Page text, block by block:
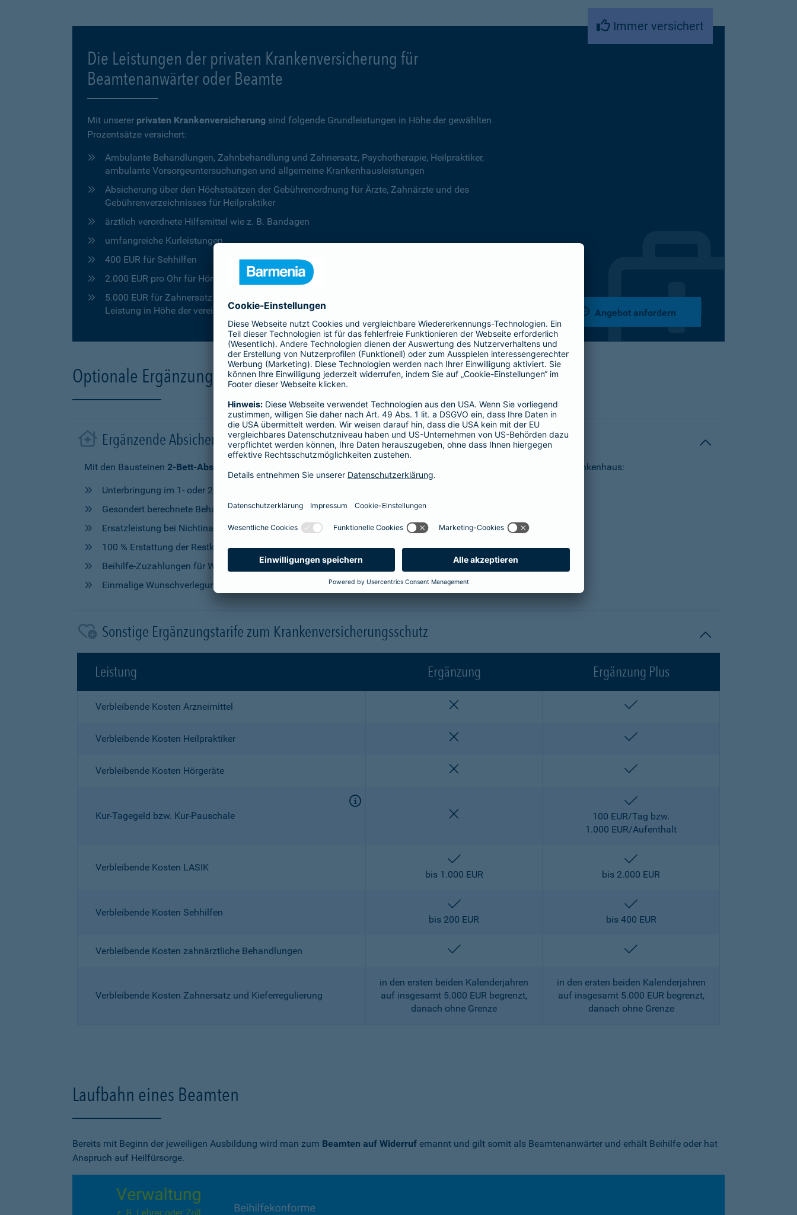
Immer versichert
Die Leistungen der privaten Krankenversicherung für
Beamtenanwärter oder Beamte
Mit unserer privaten Krankenversicherung sind folgende Grundleistungen in Höhe der gewählten
Prozentsätze versichert:
Ambulante Behandlungen, Zahnbehandlung und Zahnersatz, Psychotherapie, Heilpraktiker,
ambulante Vorsorgeuntersuchungen und allgemeine Krankenhausleistungen
Absicherung über den Höchstsätzen der Gebührenordnung für Ärzte, Zahnärzte und des
Gebührenverzeichnisses für Heilpraktiker
ärztlich verordnete Hilfsmittel wie z. B. Bandagen
umfangreiche Kurleistungen
400 EUR für Sehhilfen
2.000 EUR pro Ohr für Hörgeräte
5.000 EUR für Zahnersatz in den ersten beiden Kalenderjahren, ab dem dritten Jahr ist die
Leistung in Höhe der vereinbarten Prozentstufe unbegrenzt
Angebot anfordern
Optionale Ergänzungen für deine Krankenversicherung
Ergänzende Absicherung im Krankenhaus
Mit den Bausteinen 2-Bett-Absicherung sicherst du dir zusätzlich folgende Leistungen im Krankenhaus:
Unterbringung im 1- oder 2-Bettzimmer (je nach gewähltem Baustein)
Gesondert berechnete Behandlung durch einen Arzt oder eine Ärztin der Wahl ("Chefarztbehandlung")
Ersatzleistung bei Nichtinanspruchnahme der Wahlleistungen
100 % Erstattung der Restkosten, nach Vorleistung der Beihilfe
Beihilfe-Zuzahlungen für Wahlleistungen
Einmalige Wunschverlegung
Sonstige Ergänzungstarife zum Krankenversicherungsschutz
Leistung Ergänzung Ergänzung Plus
Verbleibende Kosten Arzneimittel
Verbleibende Kosten Heilpraktiker
Verbleibende Kosten Hörgeräte
Kur-Tagegeld bzw. Kur-Pauschale
100 EUR/Tag bzw.
1.000 EUR/Aufenthalt
Verbleibende Kosten LASIK
enthalten
bis 1.000 EUR
bis 2.000 EUR
Verbleibende Kosten Sehhilfen
enthalten
bis 200 EUR
bis 400 EUR
Verbleibende Kosten zahnärztliche Behandlungen enthalten
Verbleibende Kosten Zahnersatz und Kieferregulierung
in den ersten beiden Kalenderjahren
auf insgesamt 5.000 EUR begrenzt,
danach ohne Grenze
in den ersten beiden Kalenderjahren
auf insgesamt 5.000 EUR begrenzt,
danach ohne Grenze
Laufbahn eines Beamten
Bereits mit Beginn der jeweiligen Ausbildung wird man zum Beamten auf Widerruf ernannt und gilt somit als Beamtenanwärter und erhält Beihilfe oder hat
Anspruch auf Heilfürsorge.